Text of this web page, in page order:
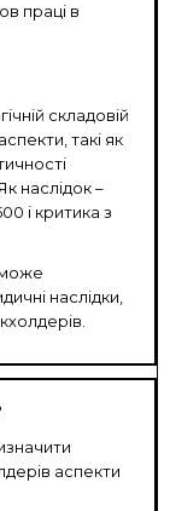
праці в
складовій
такі як
наслідок –
і критика з
може
наслідки,
аспекти